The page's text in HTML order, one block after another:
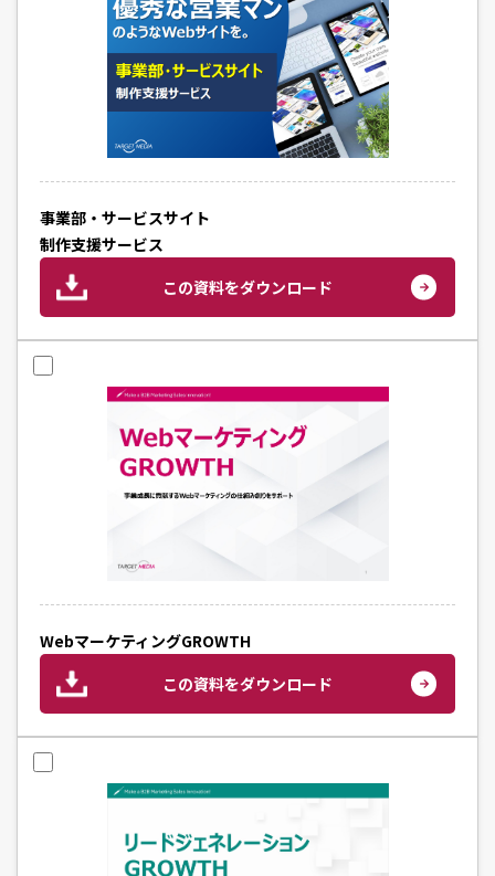
事業部・サービスサイト
制作支援サービス
この資料をダウンロード
WebマーケティングGROWTH
この資料をダウンロード